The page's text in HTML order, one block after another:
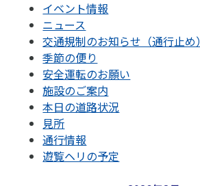
イベント情報
ニュース
交通規制のお知らせ（通行止め）
季節の便り
安全運転のお願い
施設のご案内
本日の道路状況
見所
通行情報
遊覧ヘリの予定